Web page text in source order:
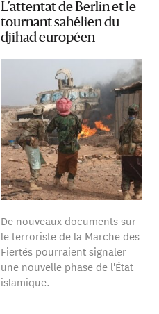
L’attentat de Berlin et le
tournant sahélien du
djihad européen
De nouveaux documents sur
le terroriste de la Marche des
Fiertés pourraient signaler
une nouvelle phase de l'État
islamique.